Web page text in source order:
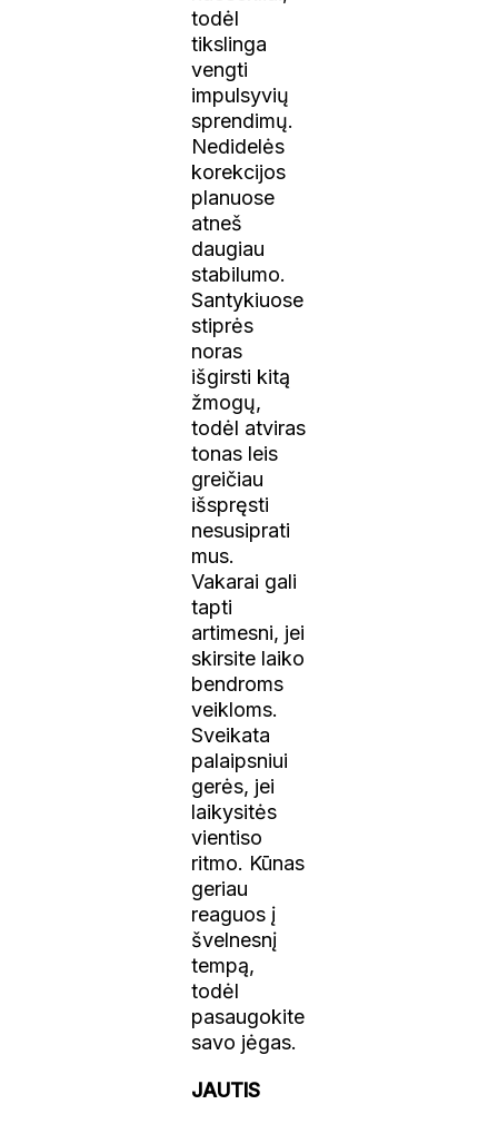
todėl
tikslinga
vengti
impulsyvių
sprendimų.
Nedidelės
korekcijos
planuose
atneš
daugiau
stabilumo.
Santykiuose
stiprės
noras
išgirsti kitą
žmogų,
todėl atviras
tonas leis
greičiau
išspręsti
nesusiprati
mus.
Vakarai gali
tapti
artimesni, jei
skirsite laiko
bendroms
veikloms.
Sveikata
palaipsniui
gerės, jei
laikysitės
vientiso
ritmo. Kūnas
geriau
reaguos į
švelnesnį
tempą,
todėl
pasaugokite
savo jėgas.
JAUTIS